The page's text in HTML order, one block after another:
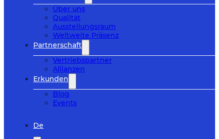
Über uns
Qualität
Ausstellungsraum
Weltweite Präsenz
Partnerschaft
Vertriebspartner
Allianzen
Erkunden
Blog
Events
De